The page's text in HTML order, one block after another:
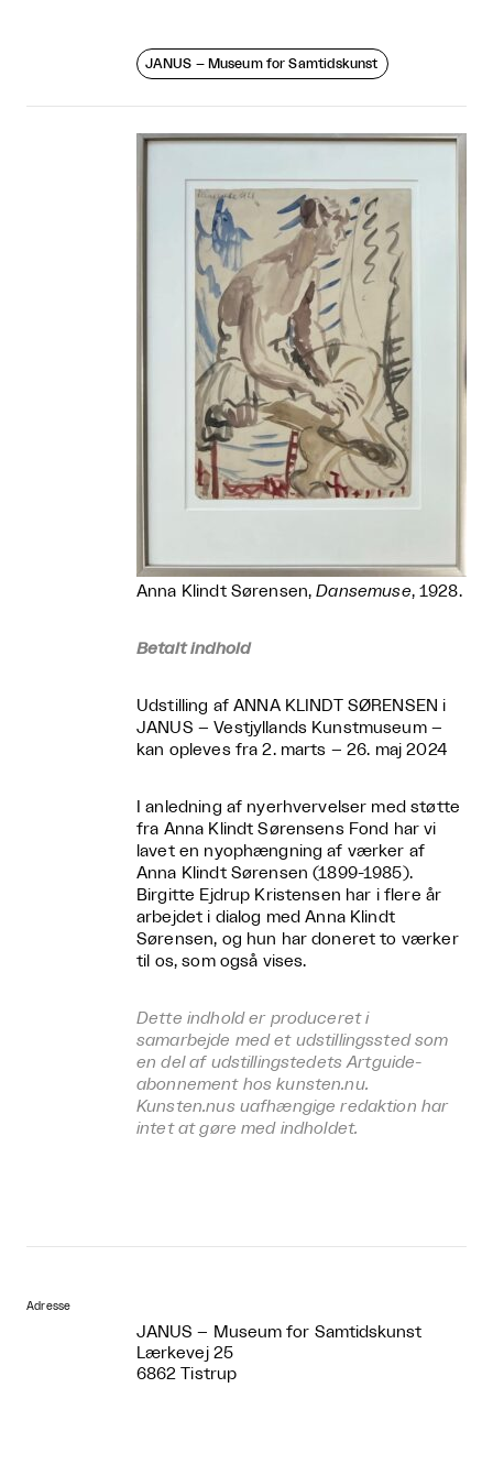
JANUS – Museum for Samtidskunst
Anna Klindt Sørensen,Dansemuse, 1928.
Betalt indhold
Udstilling af ANNA KLINDT SØRENSEN i
JANUS – Vestjyllands Kunstmuseum –
kan opleves fra 2. marts – 26. maj 2024
I anledning af nyerhvervelser med støtte
fra Anna Klindt Sørensens Fond har vi
lavet en nyophængning af værker af
Anna Klindt Sørensen (1899-1985).
Birgitte Ejdrup Kristensen har i flere år
arbejdet i dialog med Anna Klindt
Sørensen, og hun har doneret to værker
til os, som også vises.
Dette indhold er produceret i
samarbejde med et udstillingssted som
en del af udstillingstedets Artguide-
abonnement hos kunsten.nu.
Kunsten.nus uafhængige redaktion har
intet at gøre med indholdet.
Adresse
JANUS – Museum for Samtidskunst
Lærkevej 25
6862 Tistrup